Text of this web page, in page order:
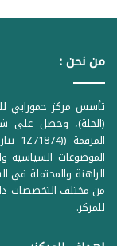
من نحن :
(الحلة)، وحصل على
الموضوعات السياسية
الراهنة والمحتملة في
من مختلف التخصصات
للمركز.